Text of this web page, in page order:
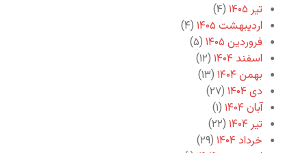
تیر ۱۴۰۵
(۴)
اردیبهشت ۱۴۰۵
(۴)
فروردین ۱۴۰۵
(۵)
اسفند ۱۴۰۴
(۱۲)
بهمن ۱۴۰۴
(۱۳)
دی ۱۴۰۴
(۲۷)
آبان ۱۴۰۴
(۱)
تیر ۱۴۰۴
(۲۲)
خرداد ۱۴۰۴
(۲۹)